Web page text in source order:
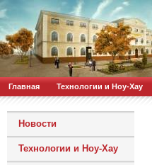
Главная Технологии и Ноу-Хау
Новости
Технологии и Ноу-Хау